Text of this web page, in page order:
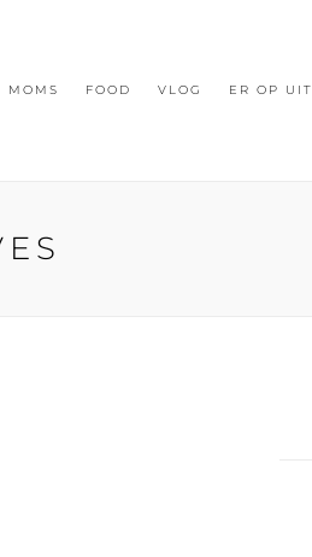
MOMS FOOD VLOG ER OP UIT